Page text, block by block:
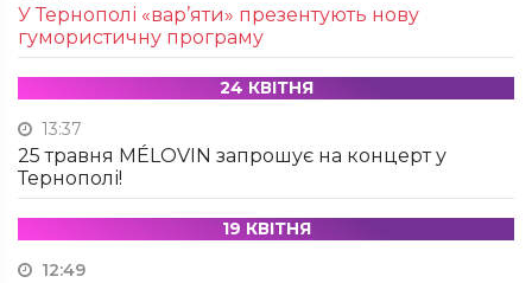
У Тернополі «вар’яти» презентують нову
гумористичну програму
24 КВІТНЯ
13:37
25 травня MÉLOVIN запрошує на концерт у
Тернополі!
19 КВІТНЯ
12:49